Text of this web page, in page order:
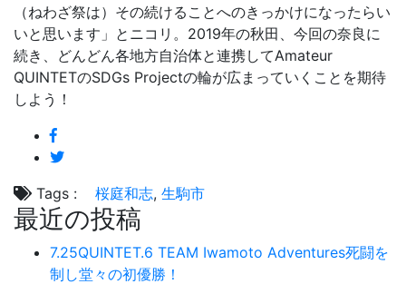
（ねわざ祭は）その続けることへのきっかけになったらい
いと思います」とニコリ。2019年の秋田、今回の奈良に
続き、どんどん各地方自治体と連携してAmateur
QUINTETのSDGs Projectの輪が広まっていくことを期待
しよう！
Tags : 桜庭和志, 生駒市
最近の投稿
7.25QUINTET.6 TEAM Iwamoto Adventures死闘を
制し堂々の初優勝！